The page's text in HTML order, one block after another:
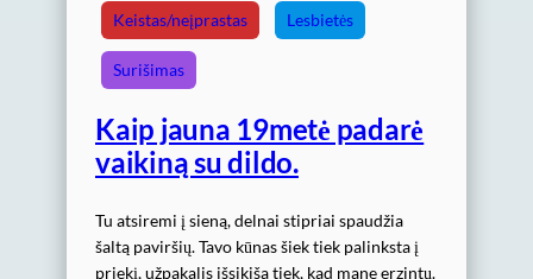
Keistas/neįprastas Lesbietės
Surišimas
Kaip jauna 19metė padarė
vaikiną su dildo.
Tu atsiremi į sieną, delnai stipriai spaudžia
šaltą paviršių. Tavo kūnas šiek tiek palinksta į
priekį, užpakalis išsikiša tiek, kad mane erzintų.